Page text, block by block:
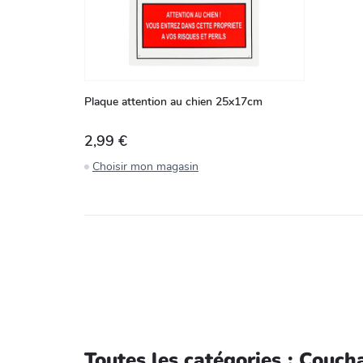
Plaque attention au chien 25x17cm
2,99 €
Choisir mon magasin